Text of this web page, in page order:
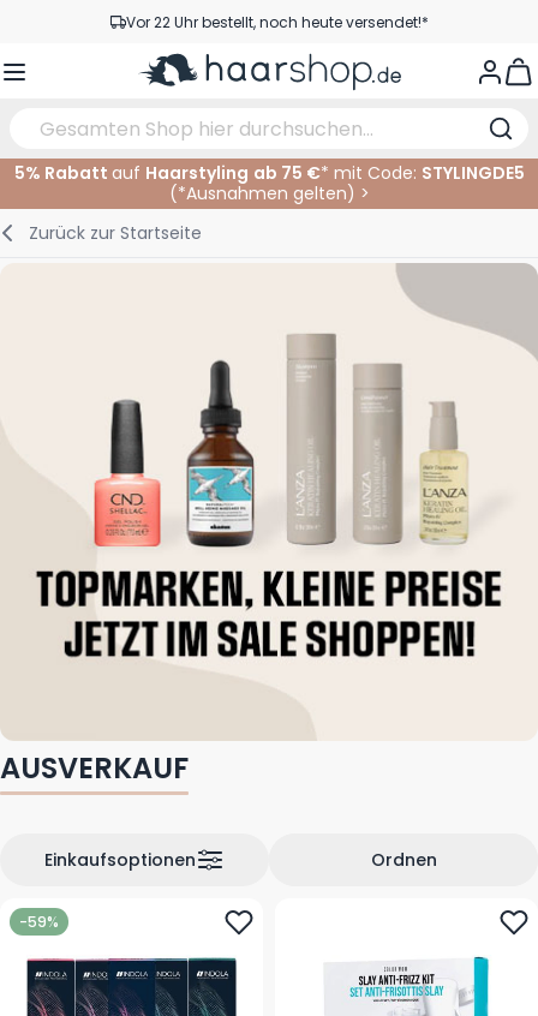
Zum Inhalt springenVor 22 Uhr bestellt, noch heute versendet!*
Versandkostenfrei ab 39 €
Haarpflege
Gesichtspflege
Augenbrauen
Nagelprodukte
Haarprodukte
Elektrisch
Im Salon
5% Rabatt auf Haarstyling ab 75 €* mit Code: STYLINGDE5
(*Ausnahmen gelten) >
Zurück zur Startseite
AUSVERKAUF
Ordnen
Einkaufsoptionen
-59%